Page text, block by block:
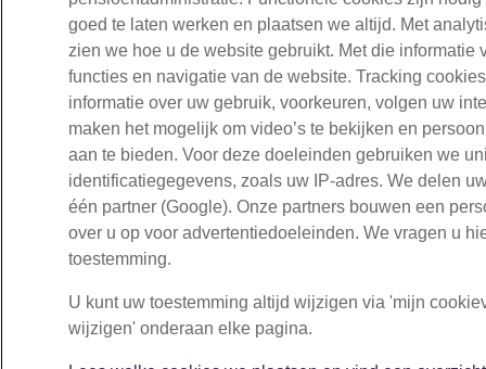
goed te laten werken en plaatsen we altijd. Met
zien we hoe u de website gebruikt. Met die informatie
functies en navigatie van de website. Tracking
informatie over uw gebruik, voorkeuren, volgen uw
maken het mogelijk om video’s te bekijken en
aan te bieden. Voor deze doeleinden gebruiken we
identificatiegegevens, zoals uw IP-adres. We delen
één partner (Google). Onze partners bouwen een
over u op voor advertentiedoeleinden. We vragen u
toestemming.
U kunt uw toestemming altijd wijzigen via 'mijn
wijzigen' onderaan elke pagina.